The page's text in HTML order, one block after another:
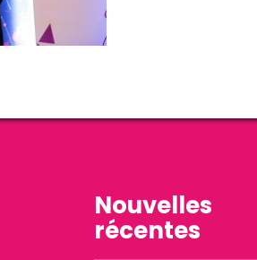
Nouvelles
récentes